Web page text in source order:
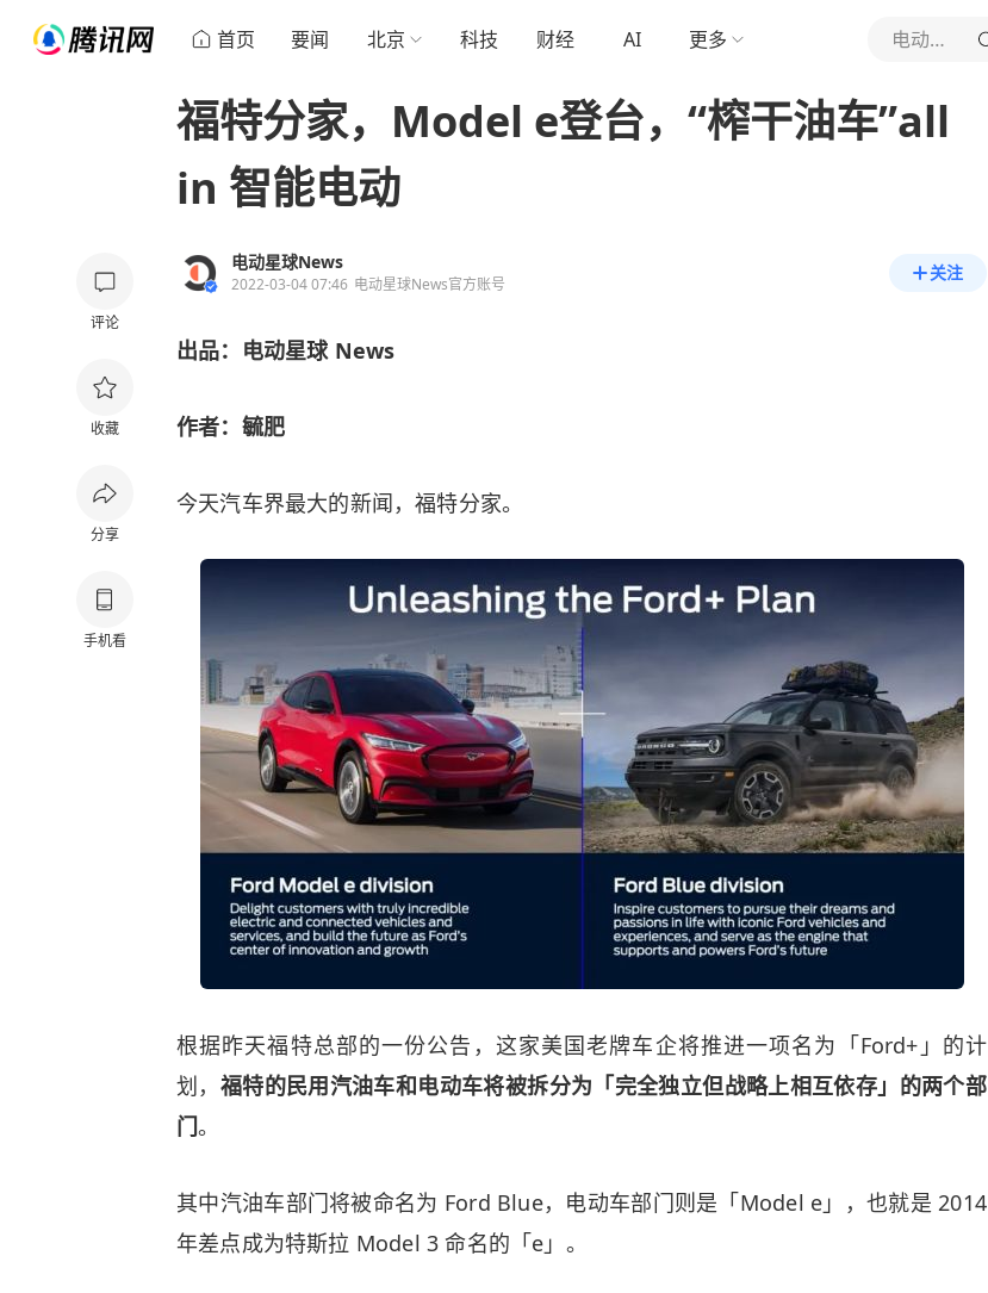
首页 要闻 北京 科技 财经 AI 更多 电动星球News
评论
收藏
分享
手机看
福特分家，Model e登台，“榨干油车”all
in 智能电动
电动星球News
2022-03-04 07:46 电动星球News官方账号
关注
出品：电动星球 News
作者：毓肥
今天汽车界最大的新闻，福特分家。
根据昨天福特总部的一份公告，这家美国老牌车企将推进一项名为「Ford+」的计
划， 福特的民用汽油车和电动车将被拆分为「完全独立但战略上相互依存」的两个部
门。
其中汽油车部门将被命名为 Ford Blue，电动车部门则是「Model e」，也就是 2014
年差点成为特斯拉 Model 3 命名的「e」。